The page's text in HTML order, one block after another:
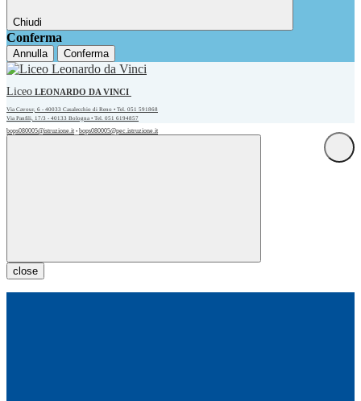
Chiudi
Conferma
Annulla Conferma
Liceo LEONARDO DA VINCI
Via Cavour, 6 - 40033 Casalecchio di Reno • Tel. 051 591868
Via Panfili, 17/3 - 40133 Bologna • Tel. 051 6194857
bops080005@istruzione.it • bops080005@pec.istruzione.it
close